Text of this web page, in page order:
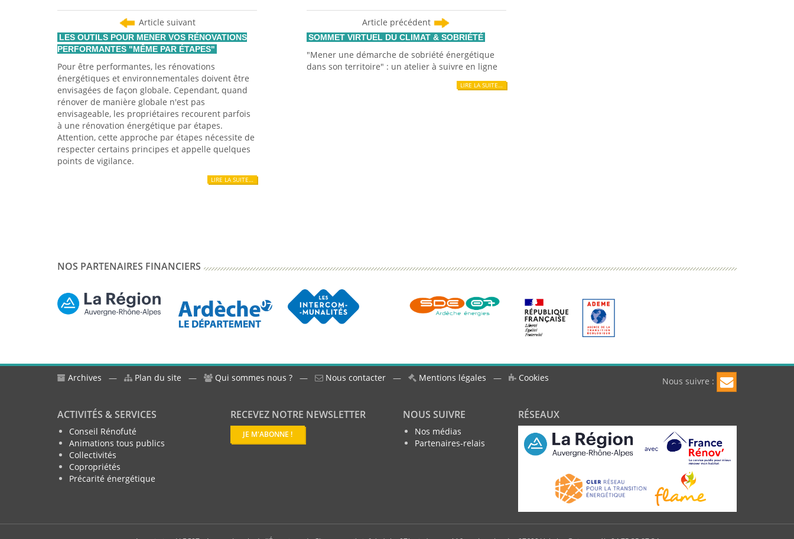
Article suivant
LES OUTILS POUR MENER VOS RÉNOVATIONS
PERFORMANTES "MÊME PAR ÉTAPES"
Pour être performantes, les rénovations
énergétiques et environnementales doivent être
envisagées de façon globale. Cependant, quand
rénover de manière globale n'est pas
envisageable, les propriétaires recourent parfois
à une rénovation énergétique par étapes.
Attention, cette approche par étapes nécessite de
respecter certains principes et appelle quelques
points de vigilance.
LIRE LA SUITE…
Article précédent
SOMMET VIRTUEL DU CLIMAT & SOBRIÉTÉ
"Mener une démarche de sobriété énergétique
dans son territoire" : un atelier à suivre en ligne
LIRE LA SUITE…
NOS PARTENAIRES FINANCIERS
Archives — Plan du site — Qui sommes nous ? — Nous contacter — Mentions légales — Cookies Nous suivre :
ACTIVITÉS & SERVICES
Conseil Rénofuté
Animations tous publics
Collectivités
Copropriétés
Précarité énergétique
RECEVEZ NOTRE NEWSLETTER
JE M'ABONNE !
NOUS SUIVRE
Nos médias
Partenaires-relais
RÉSEAUX